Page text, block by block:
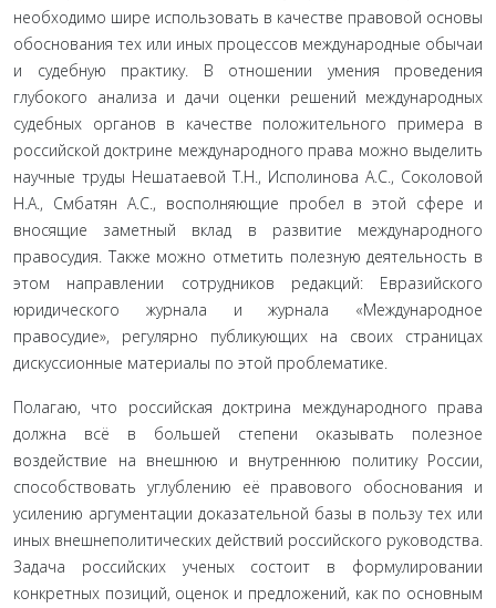
необходимо шире использовать в качестве правовой основы
обоснования тех или иных процессов международные обычаи
и судебную практику. В отношении умения проведения
глубокого анализа и дачи оценки решений международных
судебных органов в качестве положительного примера в
российской доктрине международного права можно выделить
научные труды Нешатаевой Т.Н., Исполинова А.С., Соколовой
Н.А., Смбатян А.С., восполняющие пробел в этой сфере и
вносящие заметный вклад в развитие международного
правосудия. Также можно отметить полезную деятельность в
этом направлении сотрудников редакций: Евразийского
юридического журнала и журнала «Международное
правосудие», регулярно публикующих на своих страницах
дискуссионные материалы по этой проблематике.
Полагаю, что российская доктрина международного права
должна всё в большей степени оказывать полезное
воздействие на внешнюю и внутреннюю политику России,
способствовать углублению её правового обоснования и
усилению аргументации доказательной базы в пользу тех или
иных внешнеполитических действий российского руководства.
Задача российских ученых состоит в формулировании
конкретных позиций, оценок и предложений, как по основным